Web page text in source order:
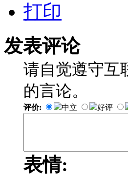
打印
发表评论
请自觉遵守互
的言论。
评价: 中立 好评
表情: